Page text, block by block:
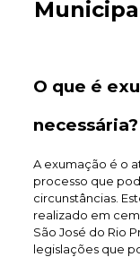
O que é
necessária?
A exumação é o
processo que
circunstâncias.
realizado em
São José do Rio
legislações que